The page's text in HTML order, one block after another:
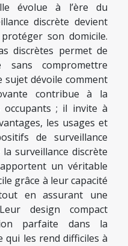
évolue à l’ère du
discrète devient
son domicile.
discrètes permet de
sans compromettre
sujet dévoile comment
contribue à la
occupants ; il invite à
les usages et
de surveillance
surveillance discrète
un véritable
grâce à leur capacité
en assurant une
design compact
parfaite dans la
qui les rend difficiles à